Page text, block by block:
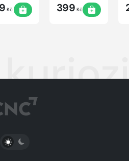
Kč 399 Kč
PŘEPNOUT SVĚTLÝ/TMAVÝ REŽIM